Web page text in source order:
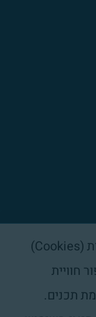
בשימוש באתר זה נעשה שימוש בעוגיות (Cookies)
חוויית
תכנים.